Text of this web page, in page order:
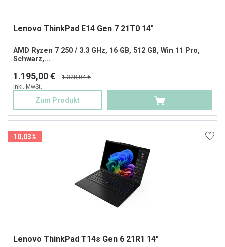
Lenovo ThinkPad E14 Gen 7 21T0 14"
AMD Ryzen 7 250 / 3.3 GHz, 16 GB, 512 GB, Win 11 Pro,
Schwarz,...
1.195,00 €
1.328,04 €
inkl. MwSt.
Zum Produkt
10,03%
Lenovo ThinkPad T14s Gen 6 21R1 14"